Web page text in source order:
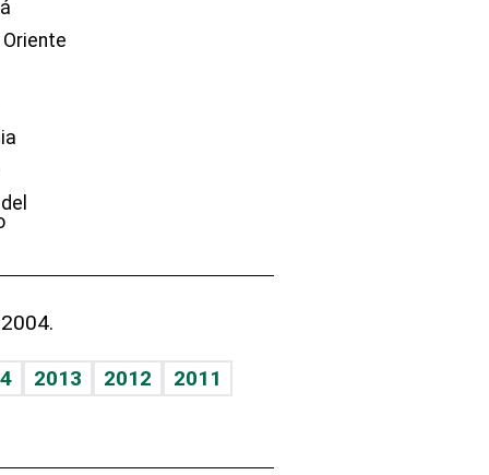
2013 2012
2011